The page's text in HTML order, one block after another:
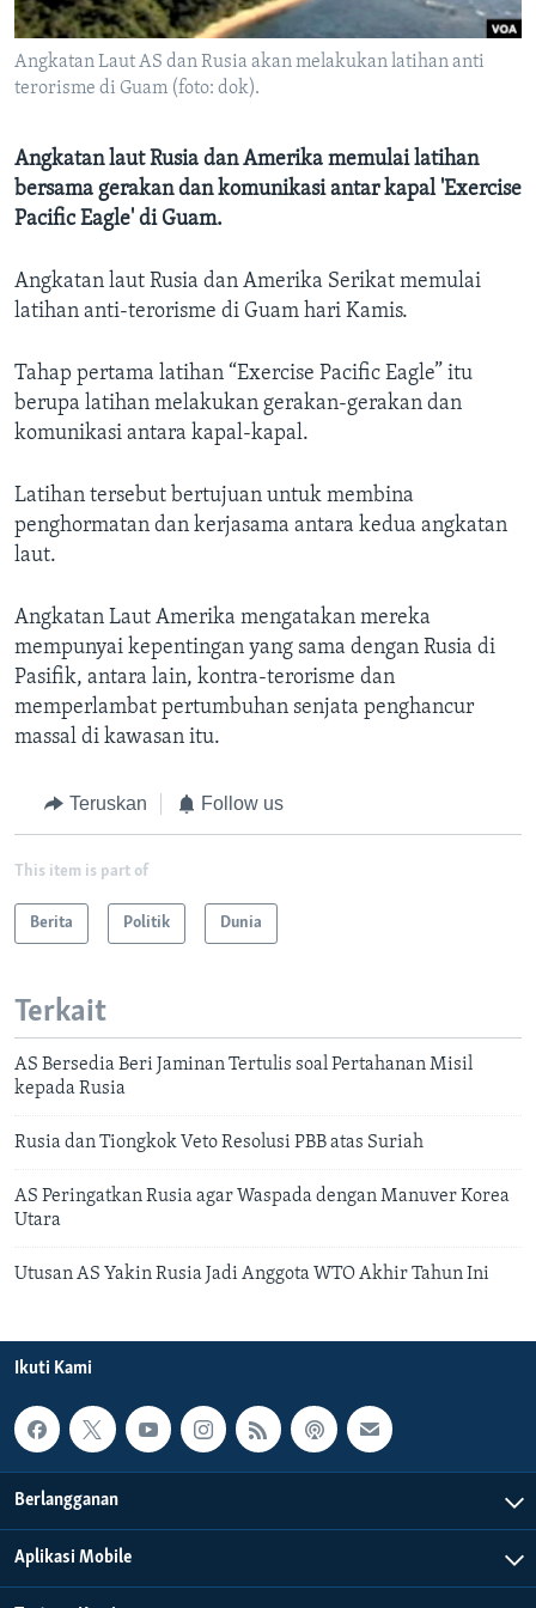
Angkatan Laut AS dan Rusia akan melakukan latihan anti
terorisme di Guam (foto: dok).
Angkatan laut Rusia dan Amerika memulai latihan
bersama gerakan dan komunikasi antar kapal 'Exercise
Pacific Eagle' di Guam.
Angkatan laut Rusia dan Amerika Serikat memulai
latihan anti-terorisme di Guam hari Kamis.
Tahap pertama latihan “Exercise Pacific Eagle” itu
berupa latihan melakukan gerakan-gerakan dan
komunikasi antara kapal-kapal.
Latihan tersebut bertujuan untuk membina
penghormatan dan kerjasama antara kedua angkatan
laut.
Angkatan Laut Amerika mengatakan mereka
mempunyai kepentingan yang sama dengan Rusia di
Pasifik, antara lain, kontra-terorisme dan
memperlambat pertumbuhan senjata penghancur
massal di kawasan itu.
Teruskan Follow us
This item is part of
Berita Politik Dunia
Terkait
AS Bersedia Beri Jaminan Tertulis soal Pertahanan Misil
kepada Rusia
Rusia dan Tiongkok Veto Resolusi PBB atas Suriah
AS Peringatkan Rusia agar Waspada dengan Manuver Korea
Utara
Utusan AS Yakin Rusia Jadi Anggota WTO Akhir Tahun Ini
Ikuti Kami
Berlangganan
Aplikasi Mobile